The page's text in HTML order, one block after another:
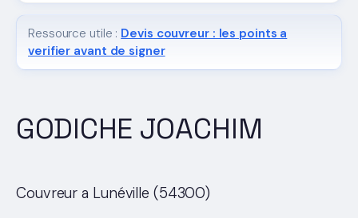
GODICHE JOACHIM
Couvreur a Lunéville (54300)
Ressource utile : Devis couvreur : les points a
verifier avant de signer